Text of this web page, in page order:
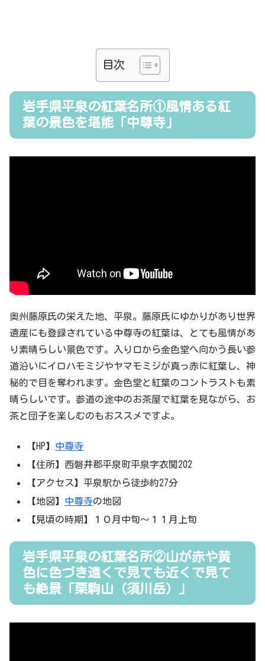
目次
岩手県平泉の紅葉名所①風情ある紅
葉の景色を堪能「中尊寺」
奥州藤原氏の栄えた地、平泉。藤原氏にゆかりがあり世界
遺産にも登録されている中尊寺の紅葉は、とても風情があ
り素晴らしい景色です。入り口から金色堂へ向かう長い参
道沿いにイロハモミジやヤマモミジが真っ赤に紅葉し、神
秘的で目を奪われます。金色堂と紅葉のコントラストも素
晴らしいです。参道の途中のお茶屋で紅葉を見ながら、お
茶と団子を楽しむのもおススメですよ。
【HP】 中尊寺
【住所】西磐井郡平泉町平泉字衣関202
【アクセス】平泉駅から徒歩約27分
【地図】 中尊寺の地図
【見頃の時期】１０月中旬～１１月上旬
岩手県平泉の紅葉名所②山が赤や黄
色に色づき遠くで見ても近くで見て
も絶景「栗駒山（須川岳）」